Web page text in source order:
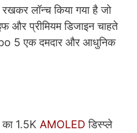
लॉन्च किया गया है जो
और प्रीमियम डिजाइन चाहते
5 एक दमदार और आधुनिक
1.5K AMOLED डिस्प्ले